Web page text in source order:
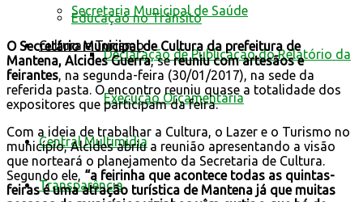
Educação no Trânsito
Cultura e Turismo
Secretaria Municipal de Saúde
Declaração de Publicação do Relatório da
Execução Orçamentária
Central Multimídia
Transparência
O Secretário Municipal de Cultura da prefeitura de
Mantena, Alcides Guerra, sereuniu com artesãos e
feirantes, na segunda-feira (30/01/2017), na sede da
referida pasta. O encontro reuniu quase a totalidade dos
expositores que participam da feira.
Com a ideia de trabalhar a Cultura, o Lazer e o Turismo no
município, Alcides abriu a reunião apresentando a visão
que norteará o planejamento da Secretaria de Cultura.
Segundo ele, “a feirinha que acontece todas as quintas-
feiras é uma atração turística de Mantena já que muitas